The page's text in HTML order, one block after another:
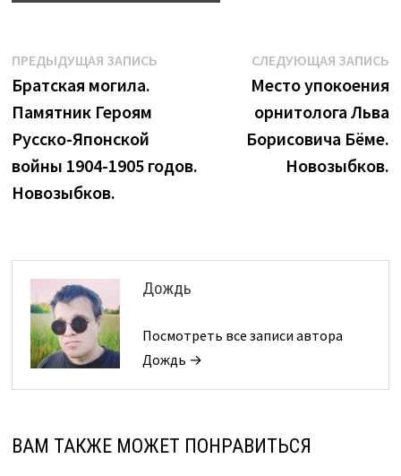
Навигация
по
записям
ПРЕДЫДУЩАЯ ЗАПИСЬПредыдущая
Братская могила.
Памятник Героям
Русско-Японской
войны 1904-1905 годов.
Новозыбков.
СЛЕДУЮЩАЯ ЗАПИСЬ
Место упокоения
орнитолога Льва
Борисовича Бёме.
Новозыбков.
Дождь
Посмотреть все записи автора
Дождь →
ВАМ ТАКЖЕ МОЖЕТ ПОНРАВИТЬСЯ